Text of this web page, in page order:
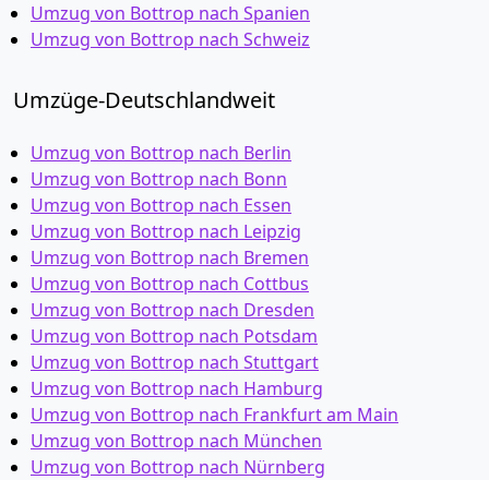
Umzug von Bottrop nach Spanien
Umzug von Bottrop nach Schweiz
Umzüge-Deutschlandweit
Umzug von Bottrop nach Berlin
Umzug von Bottrop nach Bonn
Umzug von Bottrop nach Essen
Umzug von Bottrop nach Leipzig
Umzug von Bottrop nach Bremen
Umzug von Bottrop nach Cottbus
Umzug von Bottrop nach Dresden
Umzug von Bottrop nach Potsdam
Umzug von Bottrop nach Stuttgart
Umzug von Bottrop nach Hamburg
Umzug von Bottrop nach Frankfurt am Main
Umzug von Bottrop nach München
Umzug von Bottrop nach Nürnberg